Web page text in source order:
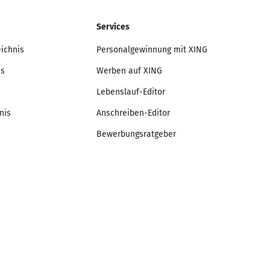
Services
Personalgewinnung mit XING
Werben auf XING
Lebenslauf-Editor
Anschreiben-Editor
Bewerbungsratgeber